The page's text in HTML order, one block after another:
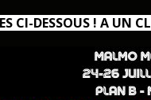
CI-DESSOUS ! A UN